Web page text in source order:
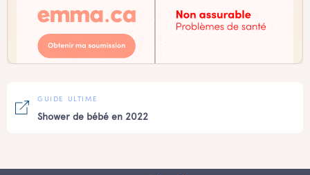
GUIDE ULTIME
Shower de bébé en 2022